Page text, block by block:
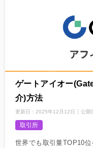
ゲートアイオー
介)方法
更新日： 2025年12月12日 公開
取引所
世界でも取引量TOP10